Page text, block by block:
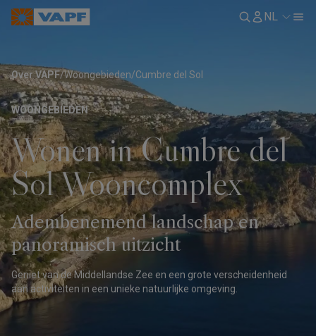
NL
Over VAPF/Woongebieden/Cumbre del Sol
WOONGEBIEDEN
Wonen in Cumbre del
Sol Wooncomplex
Adembenemend landschap en
panoramisch uitzicht
Geniet van de Middellandse Zee en een grote verscheidenheid
aan activiteiten in een unieke natuurlijke omgeving.